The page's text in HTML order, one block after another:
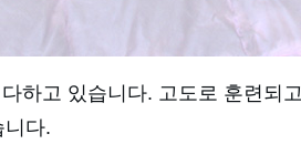
하고 있습니다. 고도로 훈련되고
니다.